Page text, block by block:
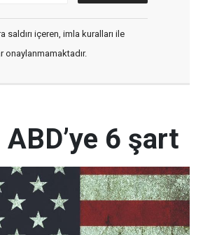
içeren, imla kuralları ile
onaylanmamaktadır.
6 şart